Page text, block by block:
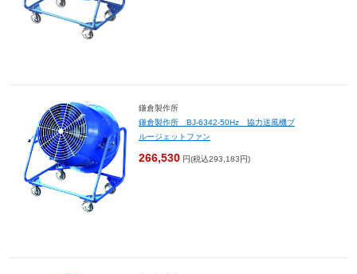
鎌倉製作所
鎌倉製作所 BJ-6342-50Hz 協力送風機ブ
ルージェットファン
266,530 円(税込293,183円)